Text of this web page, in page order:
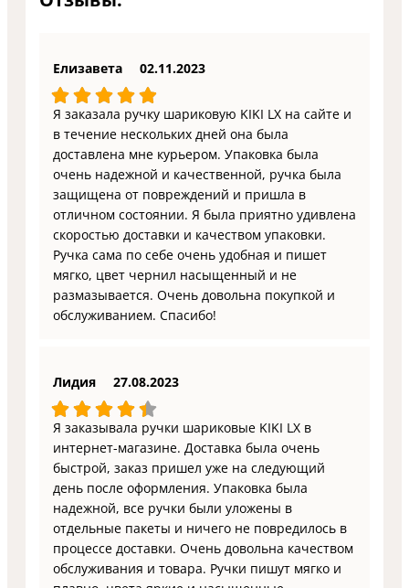
Елизавета 02.11.2023
Я заказала ручку шариковую KIKI LX на сайте и
в течение нескольких дней она была
доставлена мне курьером. Упаковка была
очень надежной и качественной, ручка была
защищена от повреждений и пришла в
отличном состоянии. Я была приятно удивлена
скоростью доставки и качеством упаковки.
Ручка сама по себе очень удобная и пишет
мягко, цвет чернил насыщенный и не
размазывается. Очень довольна покупкой и
обслуживанием. Спасибо!
Лидия 27.08.2023
Я заказывала ручки шариковые KIKI LX в
интернет-магазине. Доставка была очень
быстрой, заказ пришел уже на следующий
день после оформления. Упаковка была
надежной, все ручки были уложены в
отдельные пакеты и ничего не повредилось в
процессе доставки. Очень довольна качеством
обслуживания и товара. Ручки пишут мягко и